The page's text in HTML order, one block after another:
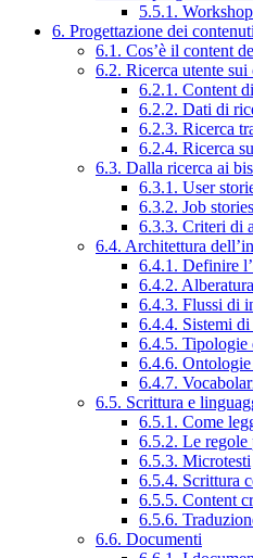
5.5.1.
6. Progettazione dei contenuti
6.1. Cos’è il content
6.2. Ricerca utente
6.2.1. Content
6.2.2. Dati di
6.2.3. Ricerca
6.2.4. Ricerca
6.3. Dalla ricerca ai
6.3.1. User
6.3.2. Job
6.3.3. Criteri di
6.4. Architettura
6.4.1. Definire
6.4.2. Alberatura
6.4.3. Flussi di
6.4.4. Sistemi
6.4.5. Tipologie
6.4.6. Ontologie
6.4.7.
6.5. Scrittura e
6.5.1. Come
6.5.2. Le regole
6.5.3. Microtesti
6.5.4. Scrittura
6.5.5. Content
6.5.6.
6.6. Documenti